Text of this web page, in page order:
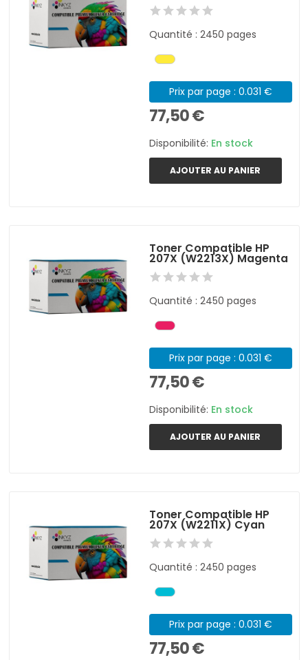
Quantité : 2450 pages
Prix par page : 0.031 €
77,50 €
Disponibilité: En stock
AJOUTER AU PANIER
Toner Compatible HP
207X (W2213X) Magenta
Quantité : 2450 pages
Prix par page : 0.031 €
77,50 €
Disponibilité: En stock
AJOUTER AU PANIER
Toner Compatible HP
207X (W2211X) Cyan
Quantité : 2450 pages
Prix par page : 0.031 €
77,50 €